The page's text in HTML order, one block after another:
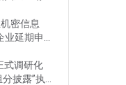
密信息
业延期申
式调研化
披露”执